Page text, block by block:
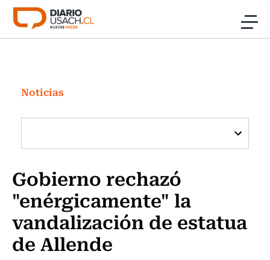
Click acá para ir directamente al contenido
Investigación
Cultura
Programas Radio y TV Usach
Noticias
Gobierno rechazó
"enérgicamente" la
vandalización de estatua
de Allende